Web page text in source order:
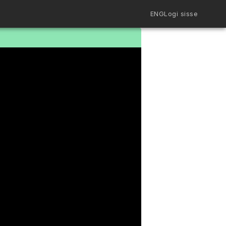
ENGLogi sisse